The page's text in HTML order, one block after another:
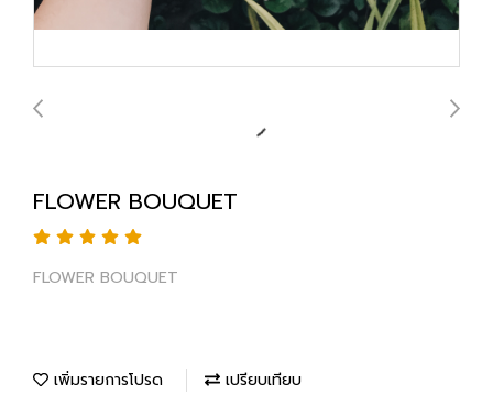
FLOWER BOUQUET
FLOWER BOUQUET
เพิ่มรายการโปรด เปรียบเทียบ